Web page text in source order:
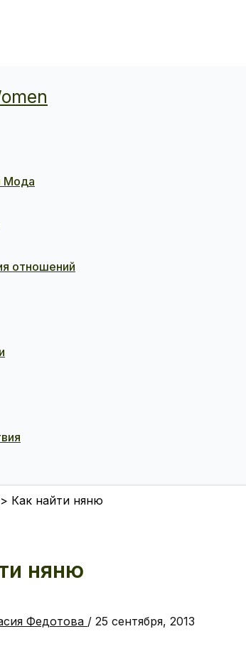
Мода
отношений
Как найти няню
няню
Федотова / 25 сентября, 2013